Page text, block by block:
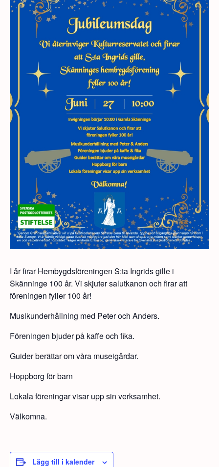
I år firar Hembygdsföreningen S:ta Ingrids gille i
Skänninge 100 år. Vi skjuter salutkanon och firar att
föreningen fyller 100 år!
Musikunderhållning med Peter och Anders.
Föreningen bjuder på kaffe och fika.
Guider berättar om våra museigårdar.
Hoppborg för barn
Lokala föreningar visar upp sin verksamhet.
Välkomna.
Lägg till i kalender